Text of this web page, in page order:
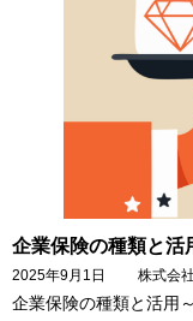
企業保険の種類と活
2025年9月1日 株式会
企業保険の種類と活用